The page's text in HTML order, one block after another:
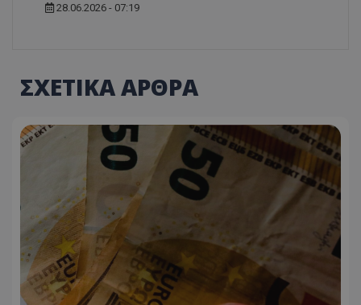
28.06.2026 - 07:19
ΣΧΕΤΙΚΑ ΑΡΘΡΑ